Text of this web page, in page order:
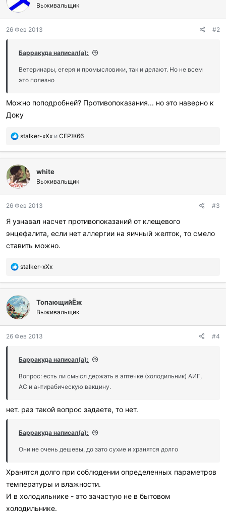
г
о
а
и
и
:
Выживальщик
26 Фев 2013 #2
Барракуда написал(а):
Ветеринары, егеря и промысловики, так и делают. Но не всем
это полезно
Можно поподробней? Противопоказания... но это наверно к
Доку
П
б
л
а
г
о
а
и
л
и
stalker-xXx и СЕРЖ66
white
Выживальщик
26 Фев 2013 #3
Я узнавал насчет противопоказаний от клещевого
энцефалита, если нет аллергии на яичный желток, то смело
ставить можно.
П
б
л
а
г
о
а
и
и
:
stalker-xXx
ТопающийЁж
Выживальщик
26 Фев 2013 #4
Барракуда написал(а):
Вопрос: есть ли смысл держать в аптечке (холодильник) АИГ,
АС и антирабическую вакцину.
нет. раз такой вопрос задаете, то нет.
Барракуда написал(а):
Они не очень дешевы, до зато сухие и хранятся долго
Хранятся долго при соблюдении определенных параметров
температуры и влажности.
И в холодильнике - это зачастую не в бытовом
холодильнике.